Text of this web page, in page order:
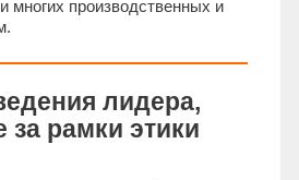
многих производственных и
лидера,
рамки этики